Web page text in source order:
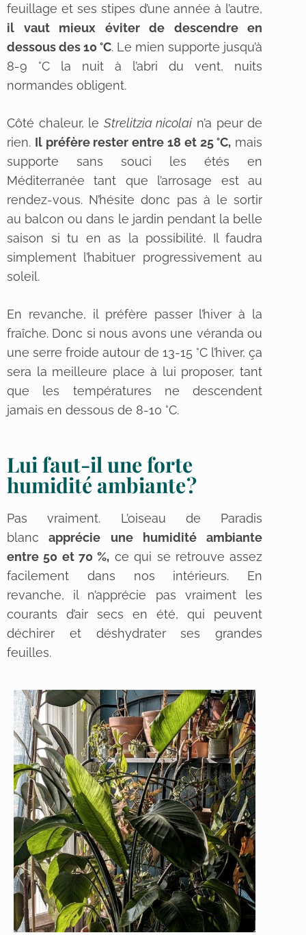
feuillage et ses stipes d’une année à l’autre,
il vaut mieux éviter de descendre en
dessous des 10 °C. Le mien supporte jusqu’à
8-9 °C la nuit à l’abri du vent, nuits
normandes obligent.
Côté chaleur, le Strelitzia nicolai n’a peur de
rien. Il préfère rester entre 18 et 25 °C, mais
supporte sans souci les étés en
Méditerranée tant que l’arrosage est au
rendez-vous. N’hésite donc pas à le sortir
au balcon ou dans le jardin pendant la belle
saison si tu en as la possibilité. Il faudra
simplement l’habituer progressivement au
soleil.
En revanche, il préfère passer l’hiver à la
fraîche. Donc si nous avons une véranda ou
une serre froide autour de 13-15 °C l’hiver, ça
sera la meilleure place à lui proposer, tant
que les températures ne descendent
jamais en dessous de 8-10 °C.
Lui faut-il une forte
humidité ambiante ?
Pas vraiment. L’oiseau de Paradis
blanc apprécie une humidité ambiante
entre 50 et 70 %, ce qui se retrouve assez
facilement dans nos intérieurs. En
revanche, il n’apprécie pas vraiment les
courants d’air secs en été, qui peuvent
déchirer et déshydrater ses grandes
feuilles.